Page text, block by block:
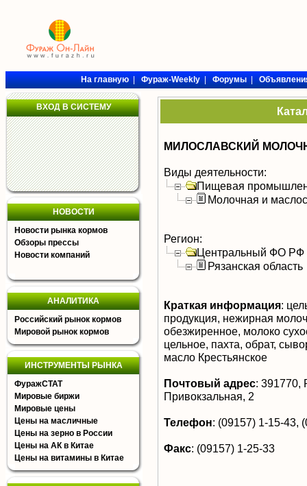
На главную|Фураж-Weekly|Форумы|
ВХОД В СИСТЕМУ
НОВОСТИ
Новости рынка кормов
Обзоры прессы
Новости компаний
АНАЛИТИКА
Российский рынок кормов
Мировой рынок кормов
ИНСТРУМЕНТЫ РЫНКА
ФуражСТАТ
Мировые биржи
Мировые цены
Цены на масличные
Цены на зерно в России
Цены на АК в Китае
Цены на витамины в Китае
МИЛОСЛАВСКИЙ
Виды деятельности:
Пищевая
Молочная и
Регион:
Центральный ФО РФ
Рязанская область
Краткая информация:
продукция, нежирная
обезжиренное, молоко
цельное, пахта, обрат,
масло Крестьянское
Почтовый адрес: 391770,
Привокзальная, 2
Телефон: (09157) 1-15-43,
Факс: (09157) 1-25-33